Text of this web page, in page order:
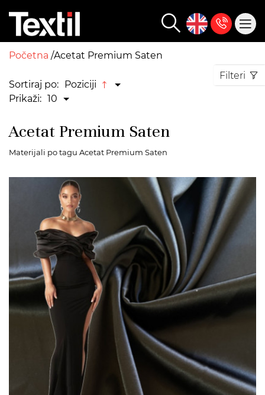
Početna Acetat Premium Saten
Sortiraj po: Poziciji
Prikaži: 10
Filteri
Acetat Premium Saten
Materijali po tagu Acetat Premium Saten